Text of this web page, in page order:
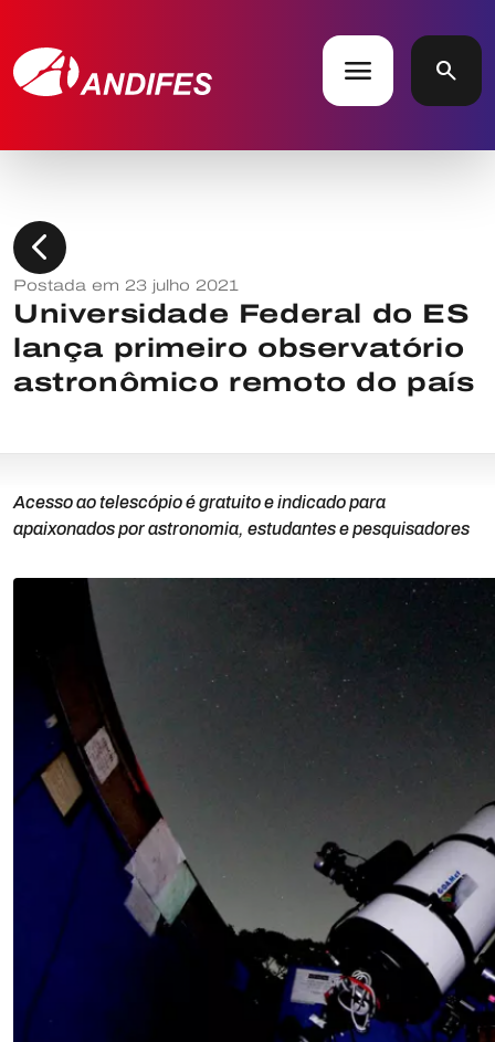
menu search
chevron_left
Postada em 23 julho 2021
Universidade Federal do ES
lança primeiro observatório
astronômico remoto do país
Acesso ao telescópio é gratuito e indicado para
apaixonados por astronomia, estudantes e pesquisadores